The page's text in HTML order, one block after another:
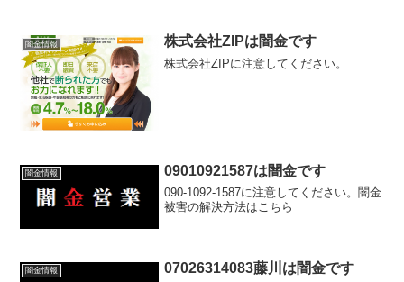
闇金情報 株式会社ZIPは闇金です
株式会社ZIPに注意してください。
闇金情報 09010921587は闇金です
090-1092-1587に注意してください。闇金
被害の解決方法はこちら
闇金情報 07026314083藤川は闇金です